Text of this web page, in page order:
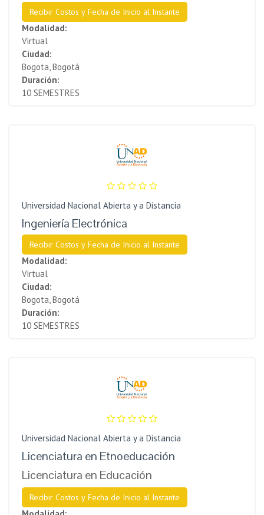
Recibir Costos y Fecha de Inicio al Instante
Modalidad:
Virtual
Ciudad:
Bogota, Bogotá
Duración:
10 SEMESTRES
Universidad Nacional Abierta y a Distancia
Ingeniería Electrónica
Recibir Costos y Fecha de Inicio al Instante
Modalidad:
Virtual
Ciudad:
Bogota, Bogotá
Duración:
10 SEMESTRES
Universidad Nacional Abierta y a Distancia
Licenciatura en Etnoeducación
Licenciatura en Educación
Recibir Costos y Fecha de Inicio al Instante